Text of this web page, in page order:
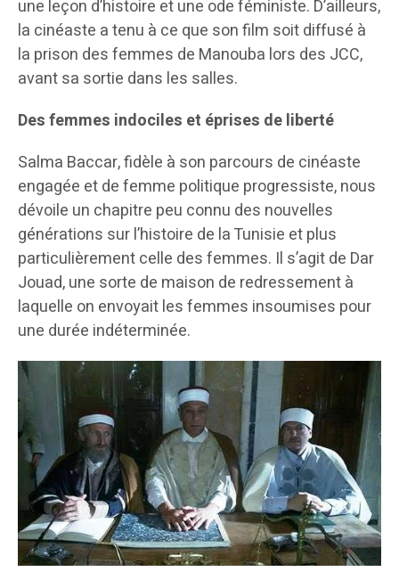
une leçon d’histoire et une ode féministe. D’ailleurs,
la cinéaste a tenu à ce que son film soit diffusé à
la prison des femmes de Manouba lors des JCC,
avant sa sortie dans les salles.
Des femmes indociles et éprises de liberté
Salma Baccar, fidèle à son parcours de cinéaste
engagée et de femme politique progressiste, nous
dévoile un chapitre peu connu des nouvelles
générations sur l’histoire de la Tunisie et plus
particulièrement celle des femmes. Il s’agit de Dar
Jouad, une sorte de maison de redressement à
laquelle on envoyait les femmes insoumises pour
une durée indéterminée.